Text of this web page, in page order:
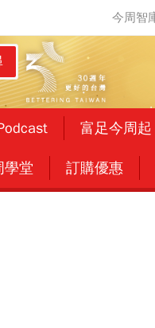
富足今周起
學堂 訂購優惠